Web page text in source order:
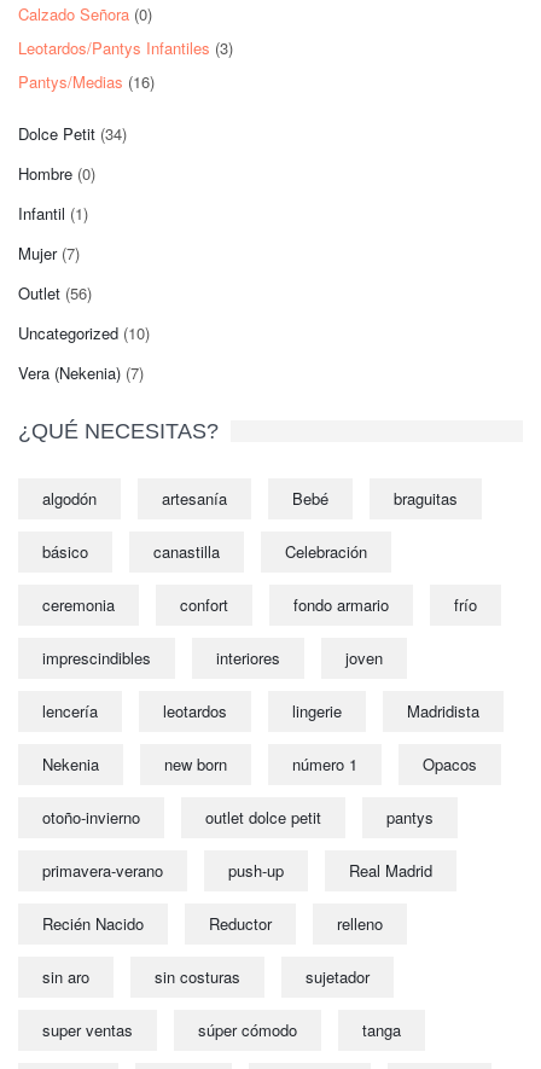
Calzado Señora (0)
Leotardos/Pantys Infantiles (3)
Pantys/Medias (16)
Dolce Petit (34)
Hombre (0)
Infantil (1)
Mujer (7)
Outlet (56)
Uncategorized (10)
Vera (Nekenia) (7)
¿QUÉ NECESITAS?
algodón artesanía Bebé braguitas
básico canastilla Celebración
ceremonia confort fondo armario frío
imprescindibles interiores joven
lencería leotardos lingerie Madridista
Nekenia new born número 1 Opacos
otoño-invierno outlet dolce petit pantys
primavera-verano push-up Real Madrid
Recién Nacido Reductor relleno
sin aro sin costuras sujetador
super ventas súper cómodo tanga